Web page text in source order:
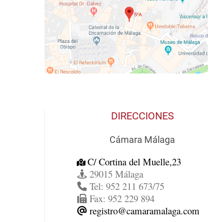
DIRECCIONES
Cámara Málaga
C/ Cortina del Muelle,23
29015 Málaga
Tel: 952 211 673/75
Fax: 952 229 894
registro@camaramalaga.com